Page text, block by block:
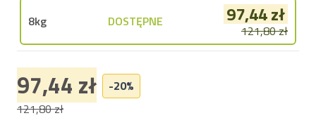
8kg DOSTĘPNE 97,44 zł
121,80 zł
97,44 zł
-20%
121,80 zł